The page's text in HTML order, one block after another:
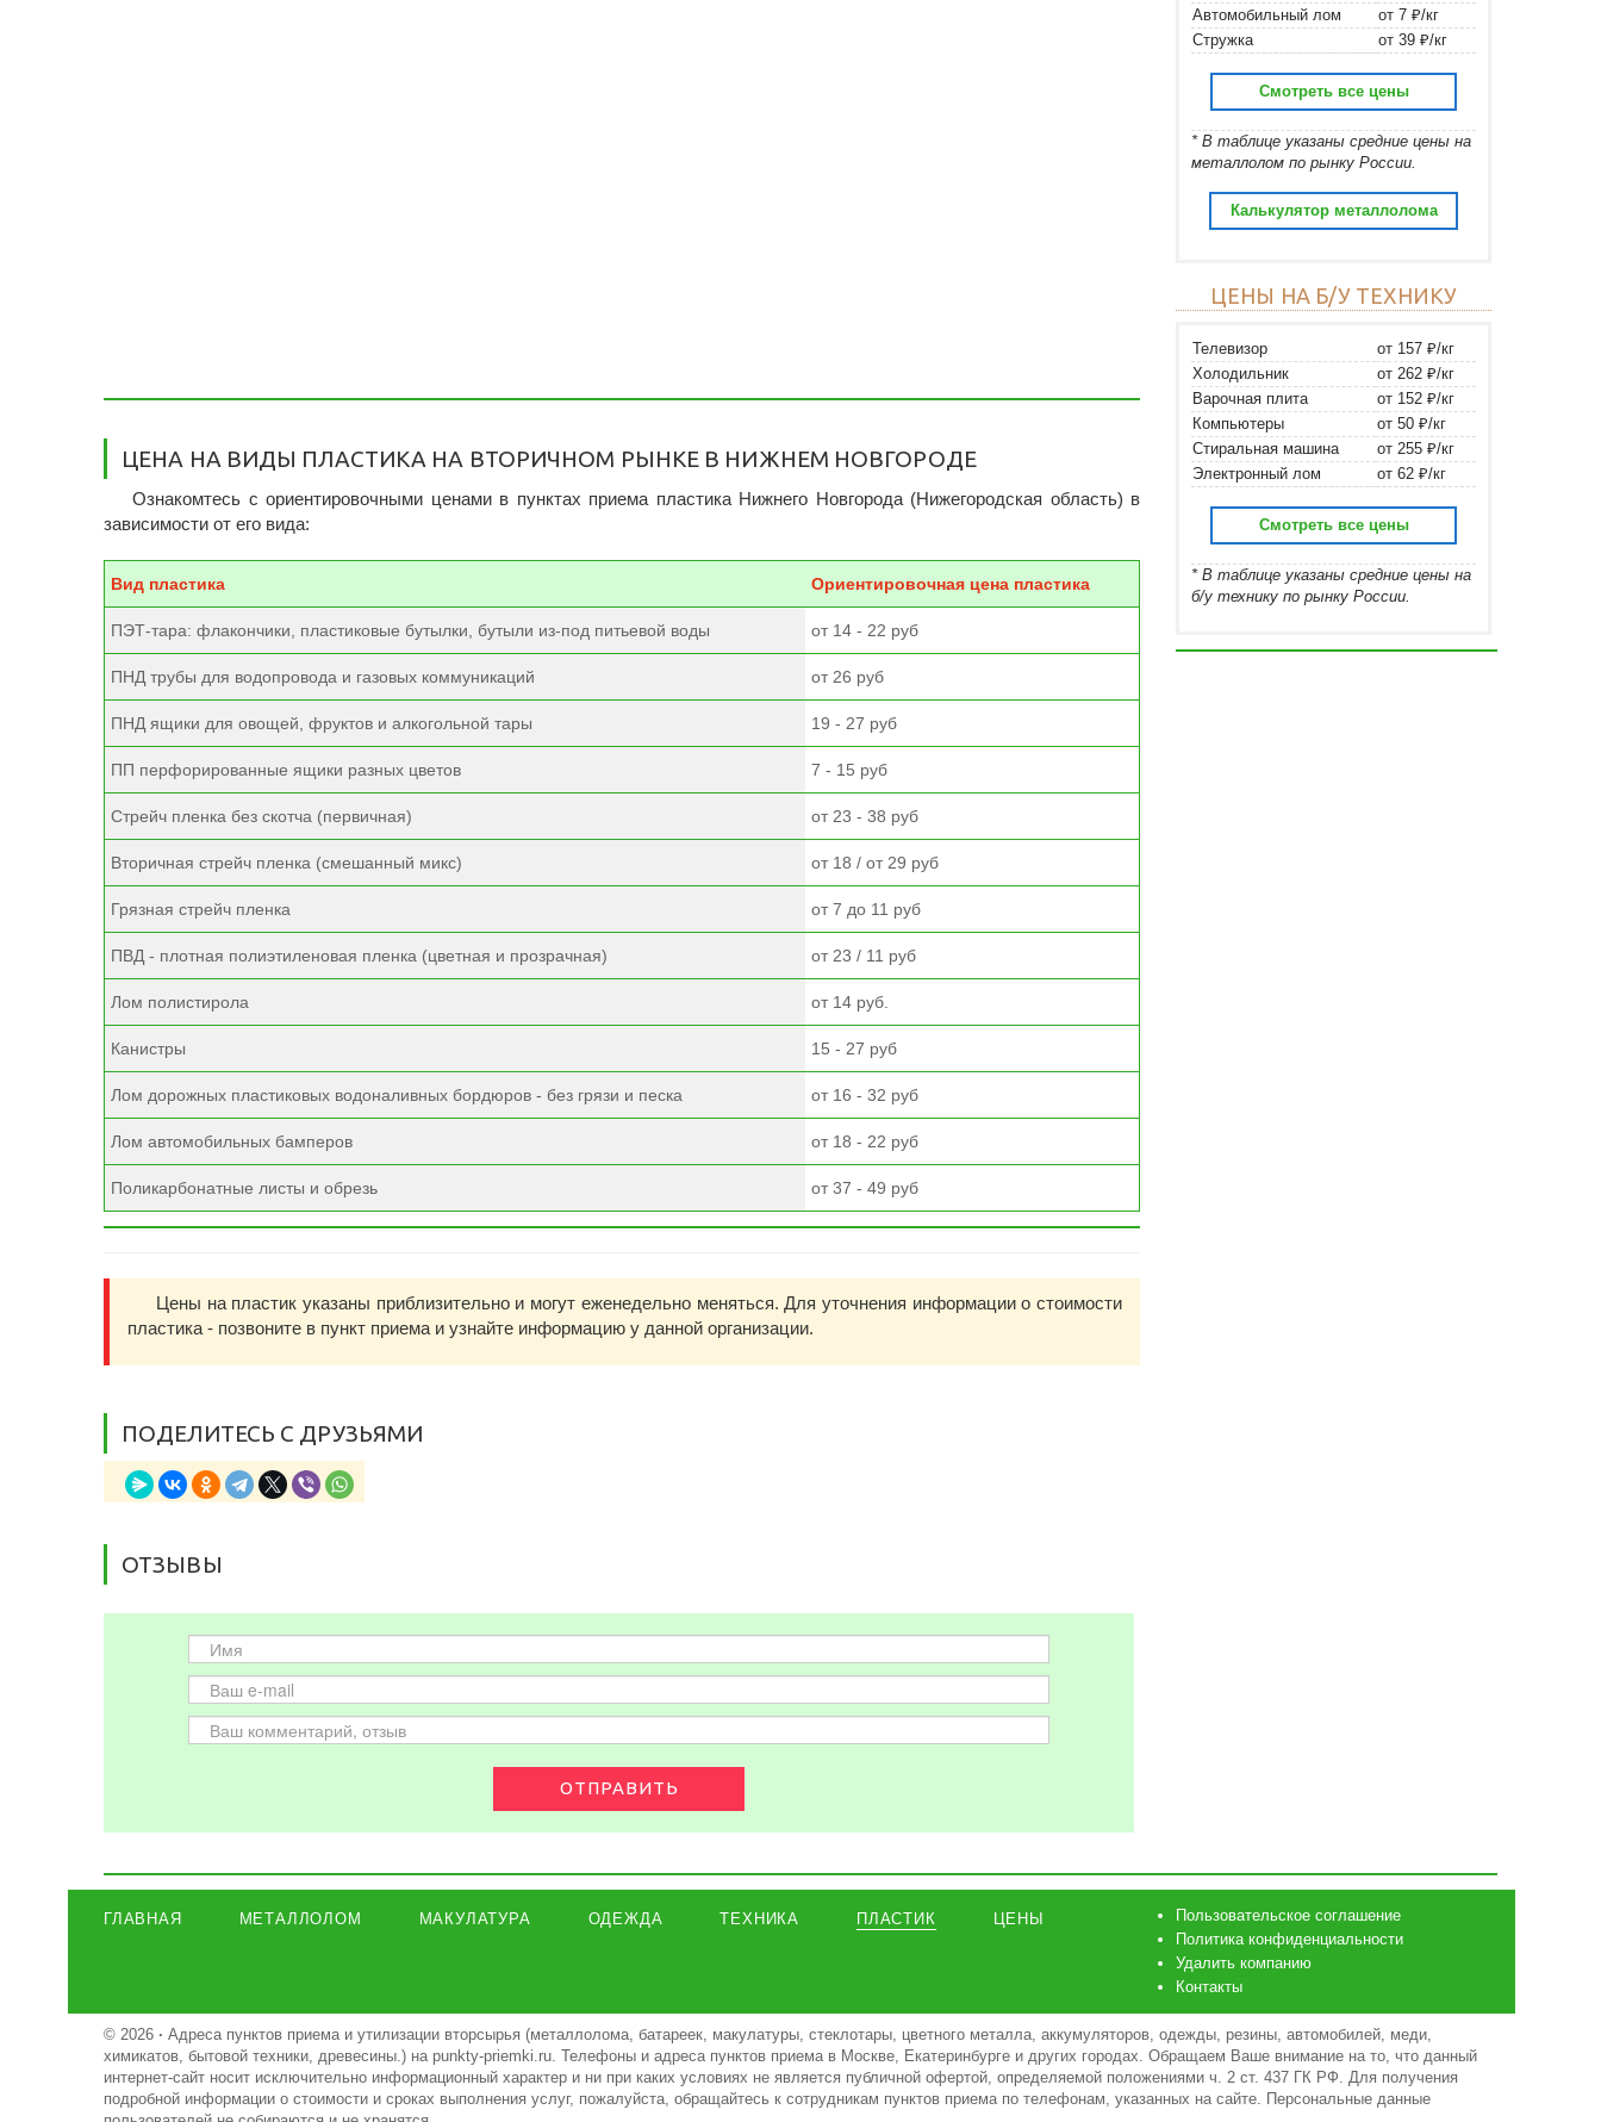
ЦЕНА НА ВИДЫ ПЛАСТИКА НА ВТОРИЧНОМ РЫНКЕ В НИЖНЕМ НОВГОРОДЕ
Ознакомтесь с ориентировочными ценами в пунктах приема пластика Нижнего Новгорода (Нижегородская область) в
зависимости от его вида:
Вид пластика Ориентировочная цена пластика
ПЭТ-тара: флакончики, пластиковые бутылки, бутыли из-под питьевой воды от 14 - 22 руб
ПНД трубы для водопровода и газовых коммуникаций от 26 руб
ПНД ящики для овощей, фруктов и алкогольной тары 19 - 27 руб
ПП перфорированные ящики разных цветов 7 - 15 руб
Стрейч пленка без скотча (первичная) от 23 - 38 руб
Вторичная стрейч пленка (смешанный микс) от 18 / от 29 руб
Грязная стрейч пленка от 7 до 11 руб
ПВД - плотная полиэтиленовая пленка (цветная и прозрачная) от 23 / 11 руб
Лом полистирола от 14 руб.
Канистры 15 - 27 руб
Лом дорожных пластиковых водоналивных бордюров - без грязи и песка от 16 - 32 руб
Лом автомобильных бамперов от 18 - 22 руб
Поликарбонатные листы и обрезь от 37 - 49 руб
Цены на пластик указаны приблизительно и могут еженедельно меняться. Для уточнения информации о стоимости
пластика - позвоните в пункт приема и узнайте информацию у данной организации.
ПОДЕЛИТЕСЬ С ДРУЗЬЯМИ
ОТЗЫВЫ
ОТПРАВИТЬ
Автомобильный лом
от 7 ₽/кг
Стружка
от 39 ₽/кг
Смотреть все цены
* В таблице указаны средние цены на
металлолом по рынку России.
Калькулятор металлолома
ЦЕНЫ НА Б/У ТЕХНИКУ
Телевизор
от 157 ₽/кг
Холодильник
от 262 ₽/кг
Варочная плита
от 152 ₽/кг
Компьютеры
от 50 ₽/кг
Стиральная машина
от 255 ₽/кг
Электронный лом
от 62 ₽/кг
Смотреть все цены
* В таблице указаны средние цены на
б/у технику по рынку России.
ГЛАВНАЯ МЕТАЛЛОЛОМ МАКУЛАТУРА ОДЕЖДА ТЕХНИКА ПЛАСТИК ЦЕНЫ
Пользовательское соглашение
Политика конфиденциальности
Удалить компанию
Контакты
© 2026 · Адреса пунктов приема и утилизации вторсырья (металлолома, батареек, макулатуры, стеклотары, цветного металла, аккумуляторов, одежды, резины, автомобилей, меди,
химикатов, бытовой техники, древесины.) на punkty-priemki.ru. Телефоны и адреса пунктов приема в Москве, Екатеринбурге и других городах. Обращаем Ваше внимание на то, что данный
интернет-сайт носит исключительно информационный характер и ни при каких условиях не является публичной офертой, определяемой положениями ч. 2 ст. 437 ГК РФ. Для получения
подробной информации о стоимости и сроках выполнения услуг, пожалуйста, обращайтесь к сотрудникам пунктов приема по телефонам, указанных на сайте. Персональные данные